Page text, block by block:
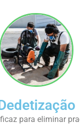
para eliminar